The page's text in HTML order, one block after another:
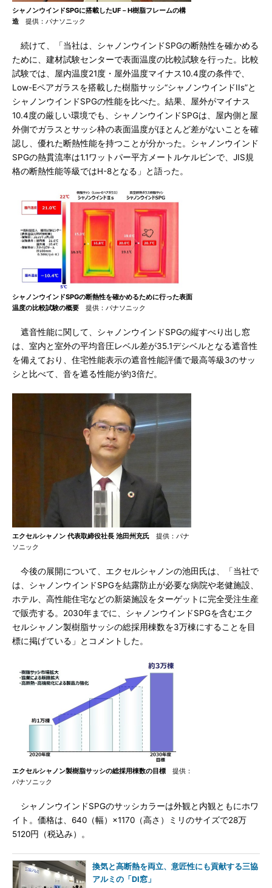
シャノンウインドSPGに搭載したUF－H樹脂フレームの構
造 提供：パナソニック
続けて、「当社は、シャノンウインドSPGの断熱性を確かめる
ために、建材試験センターで表面温度の比較試験を行った。比較
試験では、屋内温度21度・屋外温度マイナス10.4度の条件で、
Low-Eペアガラスを搭載した樹脂サッシ“シャノンウインドIIs”と
シャノンウインドSPGの性能を比べた。結果、屋外がマイナス
10.4度の厳しい環境でも、シャノンウインドSPGは、屋内側と屋
外側でガラスとサッシ枠の表面温度がほとんど差がないことを確
認し、優れた断熱性能を持つことが分かった。シャノンウインド
SPGの熱貫流率は1.1ワットパー平方メートルケルビンで、JIS規
格の断熱性能等級ではH-8となる」と語った。
シャノンウインドSPGの断熱性を確かめるために行った表面
温度の比較試験の概要 提供：パナソニック
遮音性能に関して、シャノンウインドSPGの縦すべり出し窓
は、室内と室外の平均音圧レベル差が35.1デシベルとなる遮音性
を備えており、住宅性能表示の遮音性能評価で最高等級3のサッ
シと比べて、音を遮る性能が約3倍だ。
エクセルシャノン 代表取締役社長 池田州充氏 提供：パナ
ソニック
今後の展開について、エクセルシャノンの池田氏は、「当社で
は、シャノンウインドSPGを結露防止が必要な病院や老健施設、
ホテル、高性能住宅などの新築施設をターゲットに完全受注生産
で販売する。2030年までに、シャノンウインドSPGを含むエク
セルシャノン製樹脂サッシの総採用棟数を3万棟にすることを目
標に掲げている」とコメントした。
エクセルシャノン製樹脂サッシの総採用棟数の目標 提供：
パナソニック
シャノンウインドSPGのサッシカラーは外観と内観ともにホワ
イト。価格は、640（幅）×1170（高さ）ミリのサイズで28万
5120円（税込み）。
換気と高断熱を両立、意匠性にも貢献する三協
アルミの「DI窓」